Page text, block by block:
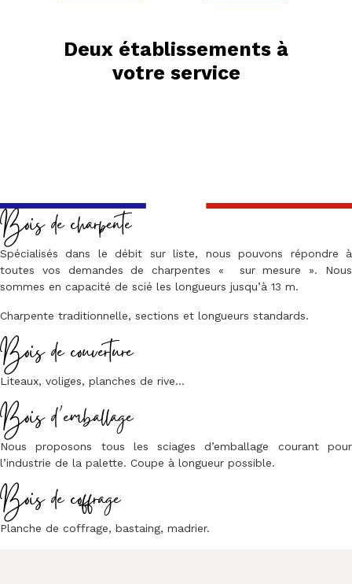
Deux établissements à
votre service
Bois de charpente
Spécialisés dans le débit sur liste, nous pouvons répondre à
toutes vos demandes de charpentes « sur mesure ». Nous
sommes en capacité de scié les longueurs jusqu’à 13 m.
Charpente traditionnelle, sections et longueurs standards.
Bois de couverture
Liteaux, voliges, planches de rive…
Bois d’emballage
Nous proposons tous les sciages d’emballage courant pour
l’industrie de la palette. Coupe à longueur possible.
Bois de coffrage
Planche de coffrage, bastaing, madrier.